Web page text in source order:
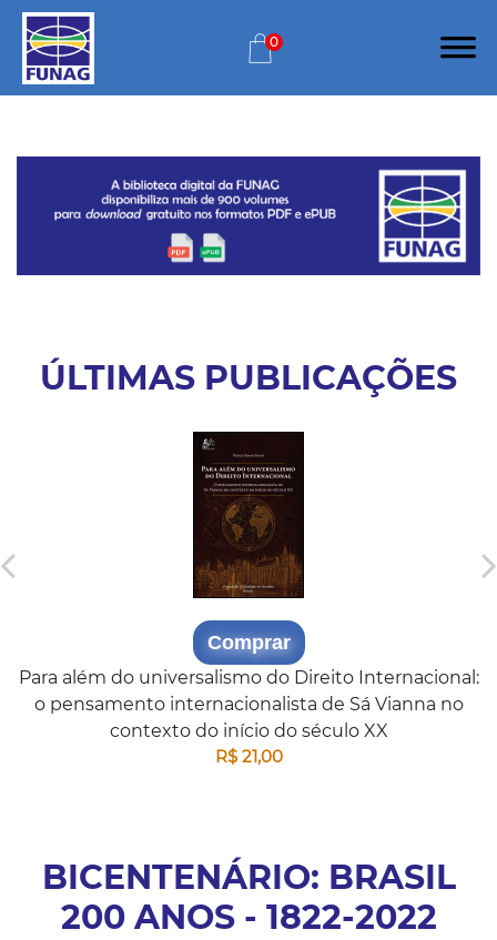
0
ÚLTIMAS PUBLICAÇÕES
Comprar
Para além do universalismo do Direito Internacional:
o pensamento internacionalista de Sá Vianna no
contexto do início do século XX
R$ 21,00
BICENTENÁRIO: BRASIL
200 ANOS - 1822-2022